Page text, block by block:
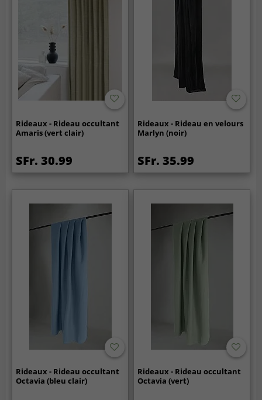
Rideaux - Rideau occultant
Amaris (vert clair)
SFr. 30.99
Rideaux - Rideau en velours
Marlyn (noir)
SFr. 35.99
Rideaux - Rideau occultant
Octavia (bleu clair)
Rideaux - Rideau occultant
Octavia (vert)